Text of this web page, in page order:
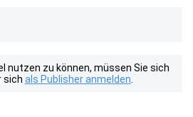
nutzen zu können, müssen Sie sich
sich als Publisher anmelden